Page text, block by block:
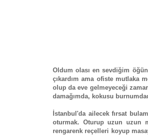
Oldum olası en sevdiğim
çıkardım ama ofiste mutlaka
olup da eve gelmeyeceği
damağımda, kokusu
İstanbul'da ailecek fırsat
oturmak. Oturup uzun uzun
rengarenk reçelleri koyup